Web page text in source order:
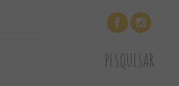
PESQUISAR